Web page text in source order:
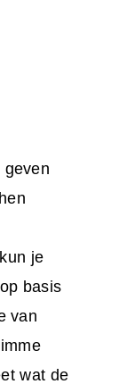
geven
je
basis
van
wat de